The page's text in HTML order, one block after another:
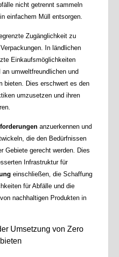
nicht getrennt sammeln
einfachem Müll entsorgen.
Zugänglichkeit zu
In ländlichen
Einkaufsmöglichkeiten
umweltfreundlichen und
bieten. Dies erschwert es den
umzusetzen und ihren
anzuerkennen und
die den Bedürfnissen
Gebiete gerecht werden. Dies
Infrastruktur für
einschließen, die Schaffung
für Abfälle und die
nachhaltigen Produkten in